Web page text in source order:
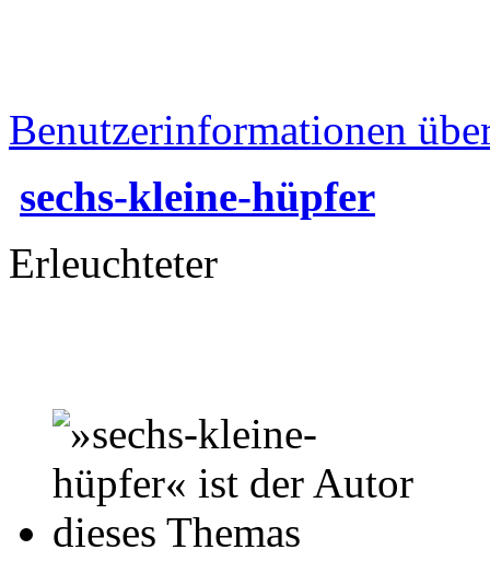
Benutzerinformationen
sechs-kleine-hüpfer
Erleuchteter